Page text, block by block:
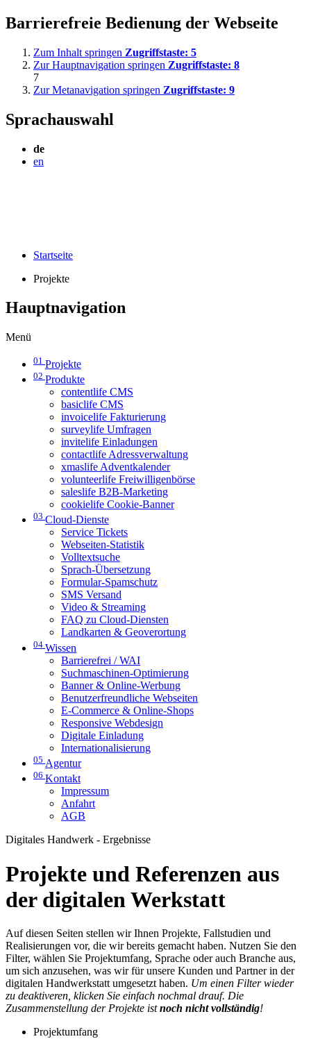
Barrierefreie Bedienung der Webseite
Zum Inhalt springen Zugriffstaste: 5
Zur Hauptnavigation springen Zugriffstaste: 8
7
Zur Metanavigation springen Zugriffstaste: 9
Sprachauswahl
de
en
Startseite
Projekte
Hauptnavigation
Menü
01 Projekte
02 Produkte
contentlife CMS
basiclife CMS
invoicelife Fakturierung
surveylife Umfragen
invitelife Einladungen
contactlife Adressverwaltung
xmaslife Adventkalender
volunteerlife Freiwilligenbörse
saleslife B2B-Marketing
cookielife Cookie-Banner
03 Cloud-Dienste
Service Tickets
Webseiten-Statistik
Volltextsuche
Sprach-Übersetzung
Formular-Spamschutz
SMS Versand
Video & Streaming
FAQ zu Cloud-Diensten
Landkarten & Geoverortung
04 Wissen
Barrierefrei / WAI
Suchmaschinen-Optimierung
Banner & Online-Werbung
Benutzerfreundliche Webseiten
E-Commerce & Online-Shops
Responsive Webdesign
Digitale Einladung
Internationalisierung
05 Agentur
06 Kontakt
Impressum
Anfahrt
AGB
Digitales Handwerk - Ergebnisse
Projekte und Referenzen aus
der digitalen Werkstatt
Auf diesen Seiten stellen wir Ihnen Projekte, Fallstudien und
Realisierungen vor, die wir bereits gemacht haben. Nutzen Sie den
Filter, wählen Sie Projektumfang, Sprache oder auch Branche aus,
um sich anzusehen, was wir für unsere Kunden und Partner in der
digitalen Handwerkstatt umgesetzt haben. Um einen Filter wieder
zu deaktiveren, klicken Sie einfach nochmal drauf. Die
Zusammenstellung der Projekte istnoch nicht vollständig!
Projektumfang